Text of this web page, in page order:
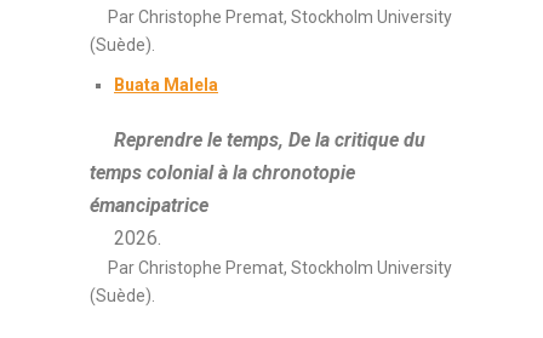
Par Christophe Premat, Stockholm University
(Suède).
Buata Malela
Reprendre le temps, De la critique du
temps colonial à la chronotopie
émancipatrice
2026.
Par Christophe Premat, Stockholm University
(Suède).